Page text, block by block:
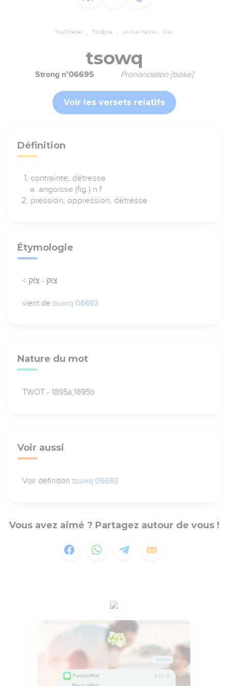
TopChrétien TopBible Lexique Hébreu / Grec
tsowq
Strong n°06695 Prononciation [tsoke]
Voir les versets relatifs
Définition
contrainte, détresse
angoisse (fig.) n f
pression, oppression, détresse
Étymologie
< צוק - צוֹק
vient detsuwq 06693
Nature du mot
TWOT - 1895a,1895b
Voir aussi
Voir définitiontsuwq 06693
Vous avez aimé ? Partagez autour de vous !